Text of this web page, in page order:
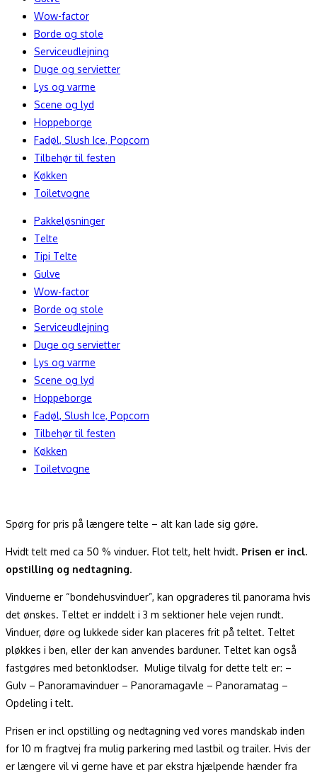
Wow-factor
Borde og stole
Serviceudlejning
Duge og servietter
Lys og varme
Scene og lyd
Hoppeborge
Fadøl, Slush Ice, Popcorn
Tilbehør til festen
Køkken
Toiletvogne
Pakkeløsninger
Telte
Tipi Telte
Gulve
Wow-factor
Borde og stole
Serviceudlejning
Duge og servietter
Lys og varme
Scene og lyd
Hoppeborge
Fadøl, Slush Ice, Popcorn
Tilbehør til festen
Køkken
Toiletvogne
Spørg for pris på længere telte – alt kan lade sig gøre.
Hvidt telt med ca 50 % vinduer. Flot telt, helt hvidt. Prisen er incl.
opstilling og nedtagning.
Vinduerne er “bondehusvinduer”, kan opgraderes til panorama hvis
det ønskes. Teltet er inddelt i 3 m sektioner hele vejen rundt.
Vinduer, døre og lukkede sider kan placeres frit på teltet. Teltet
pløkkes i ben, eller der kan anvendes barduner. Teltet kan også
fastgøres med betonklodser. Mulige tilvalg for dette telt er: –
Gulv – Panoramavinduer – Panoramagavle – Panoramatag –
Opdeling i telt.
Prisen er incl opstilling og nedtagning ved vores mandskab inden
for 10 m fragtvej fra mulig parkering med lastbil og trailer. Hvis der
er længere vil vi gerne have et par ekstra hjælpende hænder fra